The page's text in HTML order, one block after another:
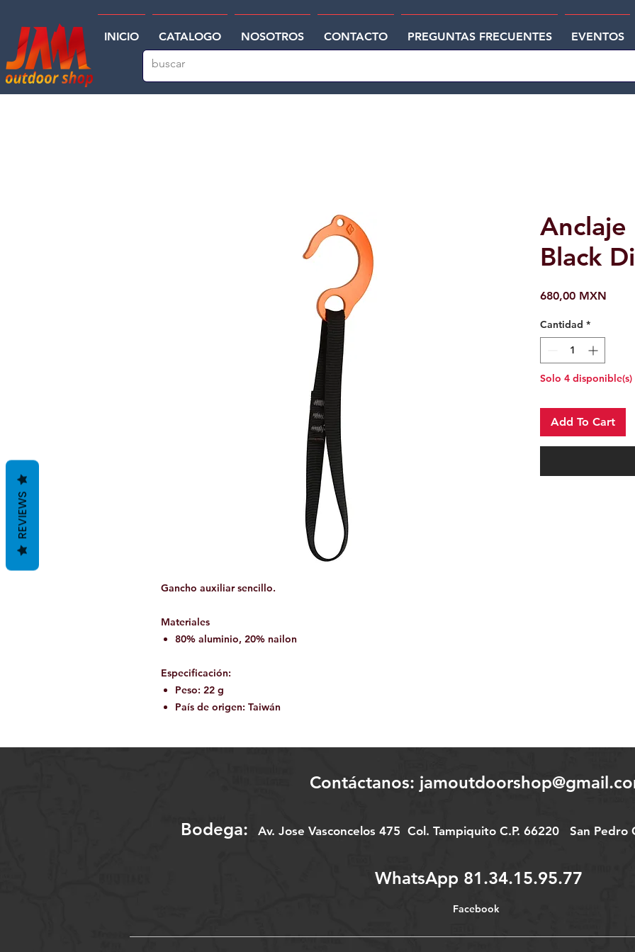
INICIO CATALOGO NOSOTROS CONTACTO PREGUNTAS FRECUENTES EVENTOS
Gancho auxiliar sencillo.
Materiales
80% aluminio, 20% nailon
Especificación:
Peso: 22 g
País de origen: Taiwán
Anclaje
Black
680,00 MXN
Cantidad *
Solo 4 disponible(s)
Add To Cart
Contáctanos:
Bodega: Av. Jose Vasconcelos 475 Col. Tampiquito C.P. 66220 San Pedro
WhatsApp 81.34.15.95.77
Facebook
REVIEWS